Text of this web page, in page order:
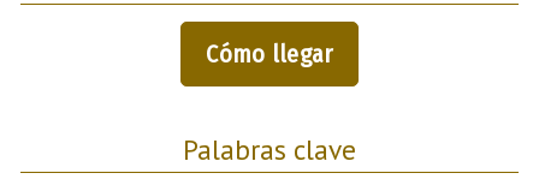
Cómo llegar
Palabras clave